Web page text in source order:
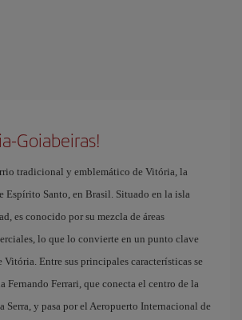
Goiabeiras!
tradicional y emblemático de Vitória, la
Espírito Santo, en Brasil. Situado en la isla
es conocido por su mezcla de áreas
lo que lo convierte en un punto clave
Vitória. Entre sus principales características se
Fernando Ferrari, que conecta el centro de la
Serra, y pasa por el Aeropuerto Internacional de